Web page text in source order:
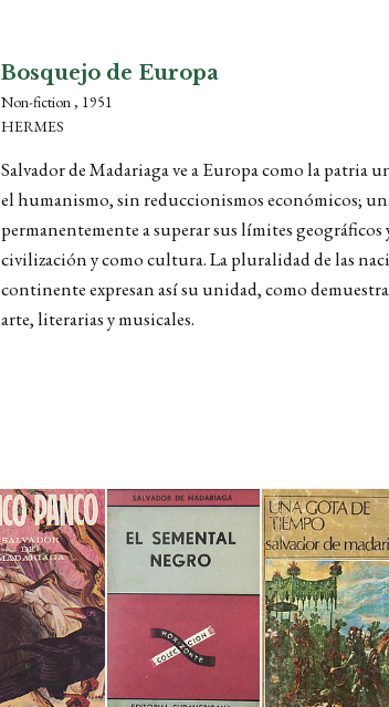
Bosquejo de Europa
Non-fiction , 1951
HERMES
Salvador de Madariaga ve a Europa como la patria
el humanismo, sin reduccionismos económicos;
permanentemente a superar sus límites
civilización y como cultura. La pluralidad de las
continente expresan así su unidad, como
arte, literarias y musicales.